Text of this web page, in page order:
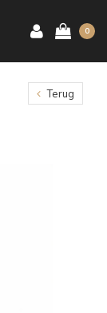
0
Terug